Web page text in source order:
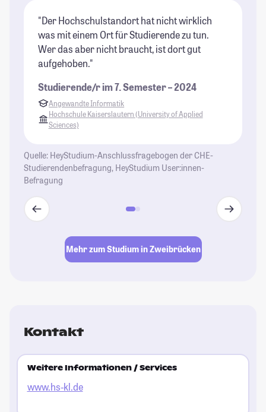
"Der Hochschulstandort hat nicht wirklich
was mit einem Ort für Studierende zu tun.
Wer das aber nicht braucht, ist dort gut
aufgehoben."
Studierende/r im 7. Semester – 2024
Angewandte Informatik
Hochschule Kaiserslautern (University of Applied
Sciences)
Quelle: HeyStudium-Anschlussfragebogen der CHE-
Studierendenbefragung, HeyStudium User:innen-
Befragung
Mehr zum Studium in Zweibrücken
Kontakt
Weitere Informationen / Services
www.hs-kl.de